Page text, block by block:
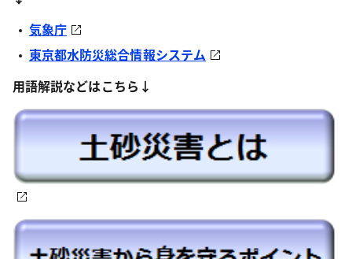
気象庁
東京都水防災総合情報システム
用語解説などはこちら↓